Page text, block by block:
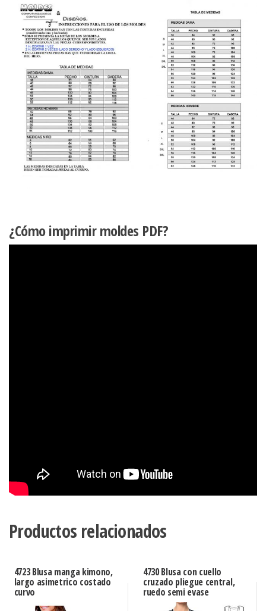
¿Cómo imprimir moldes PDF?
Productos relacionados
4723 Blusa manga kimono,
largo asimetrico costado
curvo
4730 Blusa con cuello
cruzado pliegue central,
ruedo semi evase